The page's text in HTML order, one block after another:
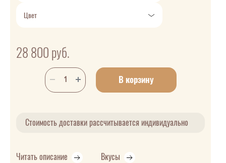
Цвет
28 800 руб.
В корзину
Стоимость доставки рассчитывается индивидуально
Читать описание Вкусы